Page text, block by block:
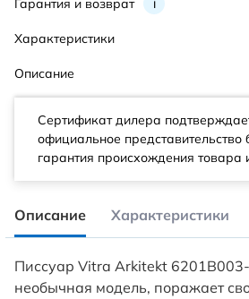
i
Характеристики
Описание
Сертификат дилера
официальное
гарантия происхождения товара
Описание Характеристики
Писсуар Vitra Arkitekt
необычная модель, поражает